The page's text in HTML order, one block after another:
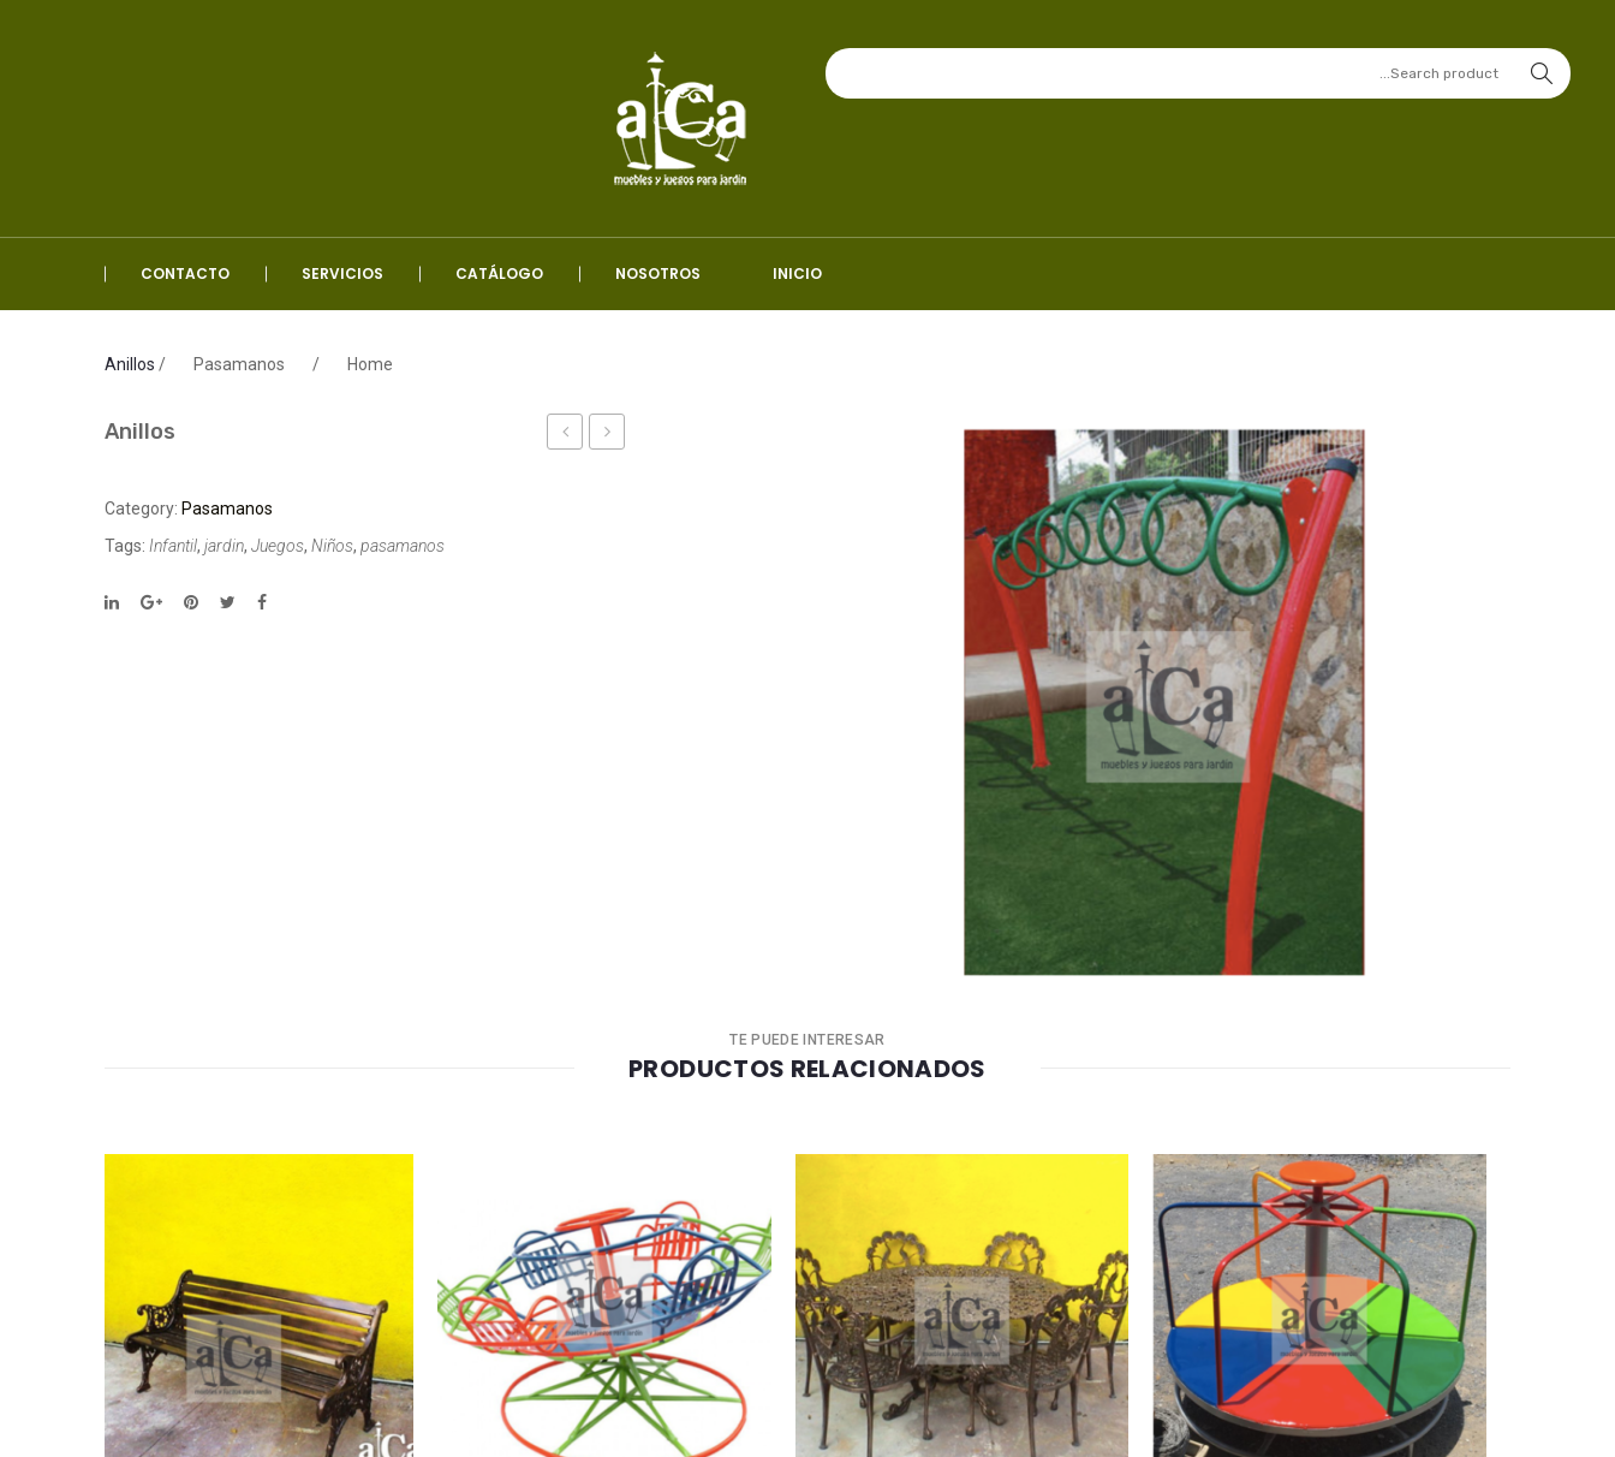
INICIO
NOSOTROS
CATÁLOGO
SERVICIOS
CONTACTO
Home
/
Pasamanos
/
Anillos
Category: Pasamanos
Tags: Infantil, jardin, Juegos, Niños, pasamanos
TE PUEDE INTERESAR
PRODUCTOS RELACIONADOS